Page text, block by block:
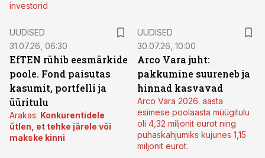
investorid
UUDISED
31.07.26, 06:30
EfTEN rühib eesmärkide
poole. Fond paisutas
kasumit, portfelli ja
üüritulu
Arakas: Konkurentidele
ütlen, et tehke järele või
makske kinni
UUDISED
30.07.26, 10:00
Arco Vara juht:
pakkumine suureneb ja
hinnad kasvavad
Arco Vara 2026. aasta
esimese poolaasta müügitulu
oli 4,32 miljonit eurot ning
puhaskahjumiks kujunes 1,15
miljonit eurot.